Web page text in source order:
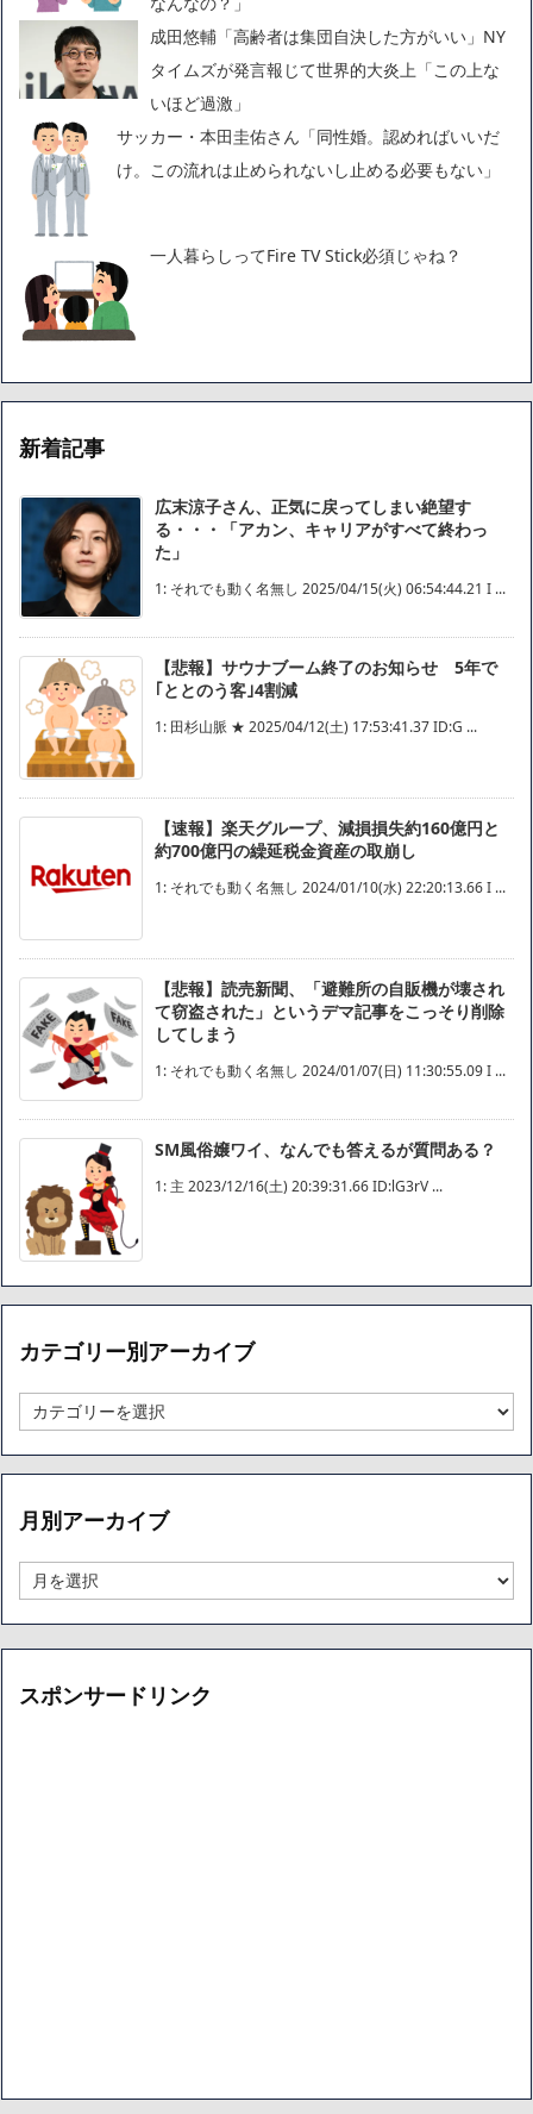
成田悠輔「高齢者は集団自決した方がいい」NY
タイムズが発言報じて世界的大炎上「この上な
いほど過激」
サッカー・本田圭佑さん「同性婚。認めればいいだ
け。この流れは止められないし止める必要もない」
一人暮らしってFire TV Stick必須じゃね？
新着記事
広末涼子さん、正気に戻ってしまい絶望す
る・・・「アカン、キャリアがすべて終わっ
た」
1: それでも動く名無し 2025/04/15(火) 06:54:44.21 I ...
【悲報】サウナブーム終了のお知らせ 5年で
｢ととのう客｣4割減
1: 田杉山脈 ★ 2025/04/12(土) 17:53:41.37 ID:G ...
【速報】楽天グループ、減損損失約160億円と
約700億円の繰延税金資産の取崩し
1: それでも動く名無し 2024/01/10(水) 22:20:13.66 I ...
【悲報】読売新聞、「避難所の自販機が壊され
て窃盗された」というデマ記事をこっそり削除
してしまう
1: それでも動く名無し 2024/01/07(日) 11:30:55.09 I ...
SM風俗嬢ワイ、なんでも答えるが質問ある？
1: 主 2023/12/16(土) 20:39:31.66 ID:lG3rV ...
カテゴリー別アーカイブ
テ
ゴ
リ
別
ー
カ
月別アーカイブ
別
ア
ー
イ
スポンサードリンク